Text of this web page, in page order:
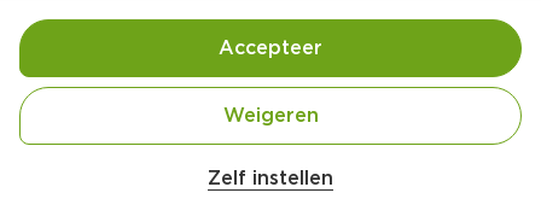
Handige informatie over dit product
Belangrijke veiligheidswaarschuwing
Zelf instellen
Weigeren
Accepteer